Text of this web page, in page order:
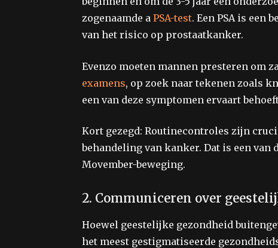
zogenaamde a PSA-test. Een PSA is een
van het risico op prostaatkanker.
Evenzo moeten mannen presteren om
examens, op zoek naar tekenen zoals
een van deze symptomen ervaart
Kort gezegd: Routinecontroles zijn
behandeling van kanker. Dat is een van
Movember-beweging.
2. Communiceren over
Hoewel geestelijke gezondheid
het meest gestigmatiseerde